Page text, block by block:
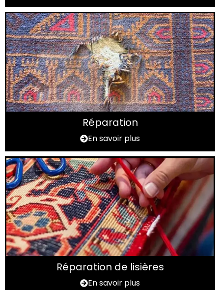
Réparation
En savoir plus
Réparation de lisières
En savoir plus